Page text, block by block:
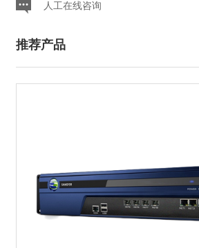
人工在线咨询
推荐产品